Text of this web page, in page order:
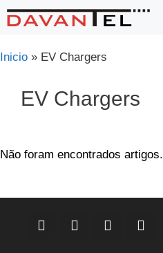
Saltar
para
conteúdo
Inicio » EV Chargers
EV Chargers
Não foram encontrados artigos.